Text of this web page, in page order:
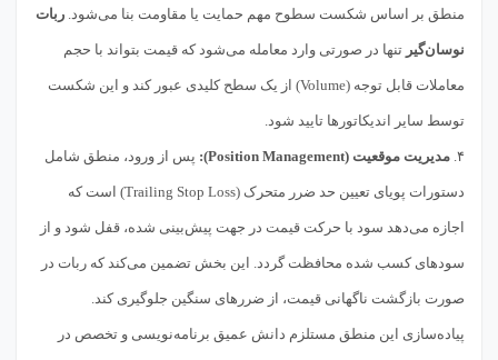
منطق بر اساس شکست سطوح مهم حمایت یا مقاومت بنا می‌شود. ربات
نوسان‌گیر تنها در صورتی وارد معامله می‌شود که قیمت بتواند با حجم
معاملات قابل توجه (Volume) از یک سطح کلیدی عبور کند و این شکست
توسط سایر اندیکاتورها تایید شود.
۴. مدیریت موقعیت (Position Management): پس از ورود، منطق شامل
دستورات پویای تعیین حد ضرر متحرک (Trailing Stop Loss) است که
اجازه می‌دهد سود با حرکت قیمت در جهت پیش‌بینی شده، قفل شود و از
سودهای کسب شده محافظت گردد. این بخش تضمین می‌کند که ربات در
صورت بازگشت ناگهانی قیمت، از ضررهای سنگین جلوگیری کند.
پیاده‌سازی این منطق مستلزم دانش عمیق برنامه‌نویسی و تخصص در